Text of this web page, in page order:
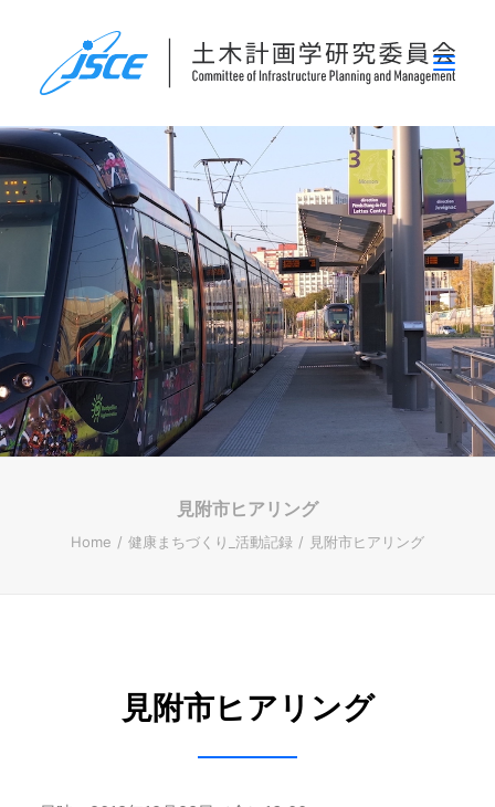
ホーム
委員会概要
研究発表会
論文集・刊行物
行事案内
表彰
災害関連調査情報
リンク
ENGLISH
見附市ヒアリング
Home 健康まちづくり_活動記録 見附市ヒアリング
見附市ヒアリング